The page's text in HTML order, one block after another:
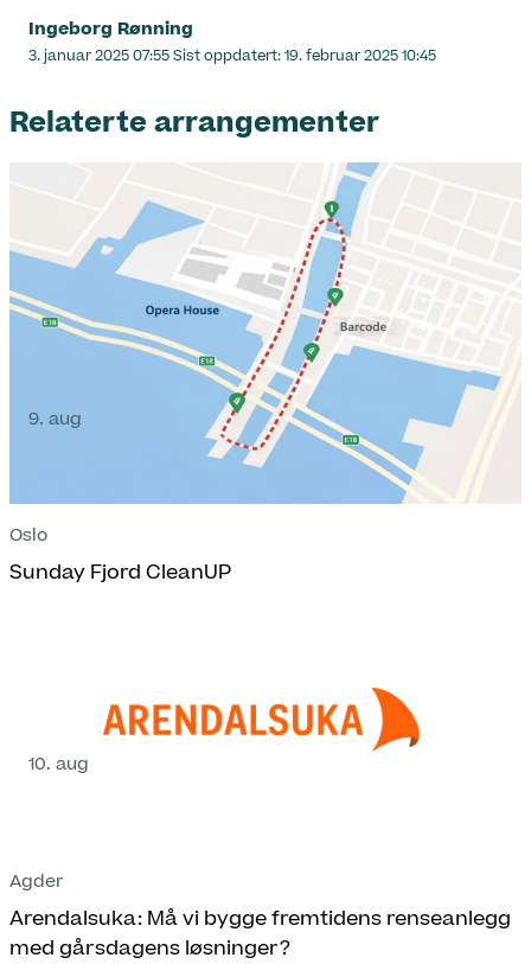
Ingeborg Rønning
Lagt
3. januar 2025 07:55Sist oppdatert:19. februar 2025 10:45
Relaterte arrangementer
9. aug
Oslo
Sunday Fjord CleanUP
10. aug
Agder
Arendalsuka: Må vi bygge fremtidens renseanlegg
med gårsdagens løsninger?